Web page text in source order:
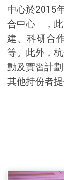
中心於2015
合中心」，
建、科研合
等。此外，
動及實習計
其他持份者提